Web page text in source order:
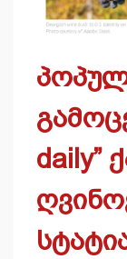
daily”